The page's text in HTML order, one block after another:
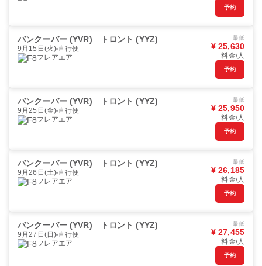
予約
バンクーバー (YVR) トロント (YYZ)
9月15日(火) 直行便
フレアエア
最低
¥ 25,630
料金/人
予約
バンクーバー (YVR) トロント (YYZ)
9月25日(金) 直行便
フレアエア
最低
¥ 25,950
料金/人
予約
バンクーバー (YVR) トロント (YYZ)
9月26日(土) 直行便
フレアエア
最低
¥ 26,185
料金/人
予約
バンクーバー (YVR) トロント (YYZ)
9月27日(日) 直行便
フレアエア
最低
¥ 27,455
料金/人
予約